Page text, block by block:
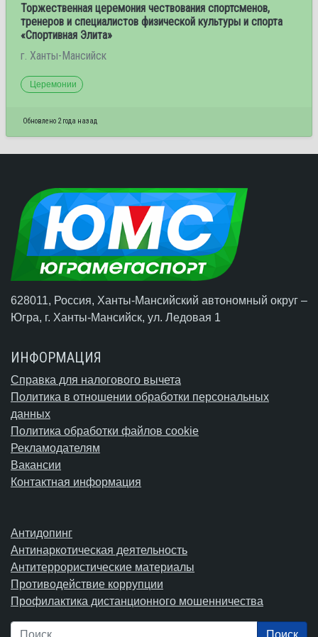
Торжественная церемония чествования спортсменов,
тренеров и специалистов физической культуры и спорта
«Спортивная Элита»
г. Ханты-Мансийск
Церемонии
Обновлено 2 года назад
628011, Россия, Ханты-Мансийский автономный округ –
Югра, г. Ханты-Мансийск, ул. Ледовая 1
ИНФОРМАЦИЯ
Справка для налогового вычета
Политика в отношении обработки персональных
данных
Политика обработки файлов cookie
Рекламодателям
Вакансии
Контактная информация
Антидопинг
Антинаркотическая деятельность
Антитеррористические материалы
Противодействие коррупции
Профилактика дистанционного мошенничества
Поиск